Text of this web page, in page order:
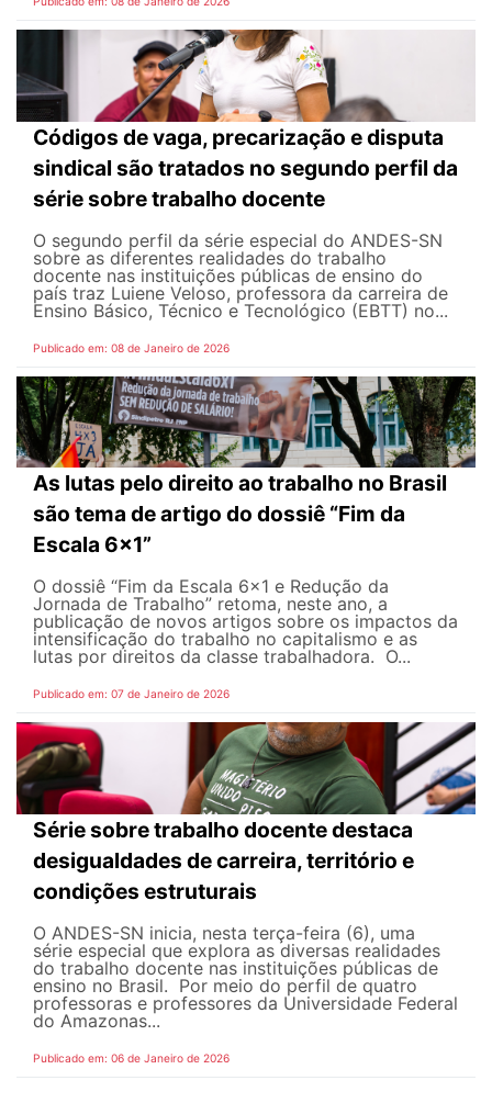
Códigos de vaga, precarização e disputa
sindical são tratados no segundo perfil da
série sobre trabalho docente
O segundo perfil da série especial do ANDES-SN
sobre as diferentes realidades do trabalho
docente nas instituições públicas de ensino do
país traz Luiene Veloso, professora da carreira de
Ensino Básico, Técnico e Tecnológico (EBTT) no...
Publicado em: 08 de Janeiro de 2026
As lutas pelo direito ao trabalho no Brasil
são tema de artigo do dossiê “Fim da
Escala 6×1”
O dossiê “Fim da Escala 6×1 e Redução da
Jornada de Trabalho” retoma, neste ano, a
publicação de novos artigos sobre os impactos da
intensificação do trabalho no capitalismo e as
lutas por direitos da classe trabalhadora. O...
Publicado em: 07 de Janeiro de 2026
Série sobre trabalho docente destaca
desigualdades de carreira, território e
condições estruturais
O ANDES-SN inicia, nesta terça-feira (6), uma
série especial que explora as diversas realidades
do trabalho docente nas instituições públicas de
ensino no Brasil. Por meio do perfil de quatro
professoras e professores da Universidade Federal
do Amazonas...
Publicado em: 06 de Janeiro de 2026